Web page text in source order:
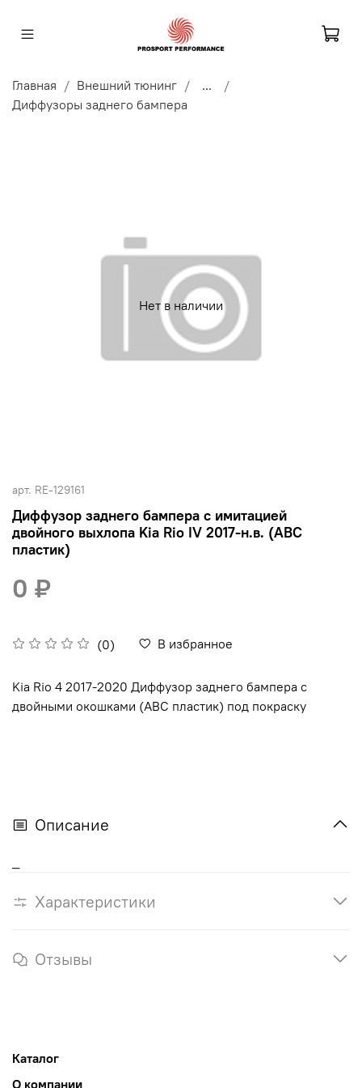
Главная Внешний тюнинг
...
Диффузоры заднего бампера
Нет в наличии
арт. RE-129161
Диффузор заднего бампера с имитацией
двойного выхлопа Kia Rio IV 2017-н.в. (АВС
пластик)
(0) В избранное
0 ₽
Kia Rio 4 2017-2020 Диффузор заднего бампера с
двойными окошками (АВС пластик) под покраску
Описание
Характеристики
Отзывы
Каталог
О компании